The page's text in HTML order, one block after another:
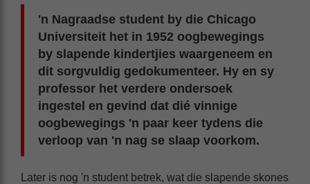
'n Nagraadse student by die Chicago
Universiteit het in 1952 oogbewegings
by slapende kindertjies waargeneem en
dit sorgvuldig gedokumenteer. Hy en sy
professor het verdere ondersoek
ingestel en gevind dat dié vinnige
oogbewegings 'n paar keer tydens die
verloop van 'n nag se slaap voorkom.
Later is nog 'n student betrek, wat die slapende skones